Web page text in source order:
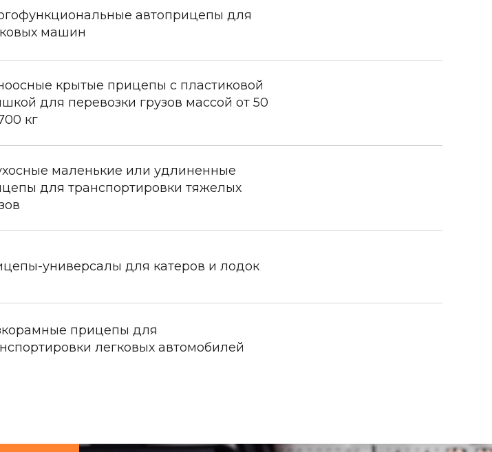
автоприцепы для
машин
крытые прицепы с пластиковой
для перевозки грузов массой от 50
кг
маленькие или удлиненные
для транспортировки тяжелых
универсалы для катеров и лодок
прицепы для
легковых автомобилей